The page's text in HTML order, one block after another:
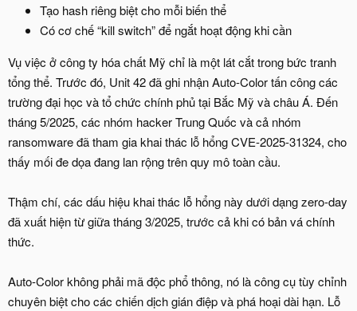
Tạo hash riêng biệt cho mỗi biến thể
Có cơ chế “kill switch” để ngắt hoạt động khi cần
Vụ việc ở công ty hóa chất Mỹ chỉ là một lát cắt trong bức tranh
tổng thể. Trước đó, Unit 42 đã ghi nhận Auto-Color tấn công các
trường đại học và tổ chức chính phủ tại Bắc Mỹ và châu Á. Đến
tháng 5/2025, các nhóm hacker Trung Quốc và cả nhóm
ransomware đã tham gia khai thác lỗ hổng CVE-2025-31324, cho
thấy mối đe dọa đang lan rộng trên quy mô toàn cầu.
Thậm chí, các dấu hiệu khai thác lỗ hổng này dưới dạng zero-day
đã xuất hiện từ giữa tháng 3/2025, trước cả khi có bản vá chính
thức.
Auto-Color không phải mã độc phổ thông, nó là công cụ tùy chỉnh
chuyên biệt cho các chiến dịch gián điệp và phá hoại dài hạn. Lỗ